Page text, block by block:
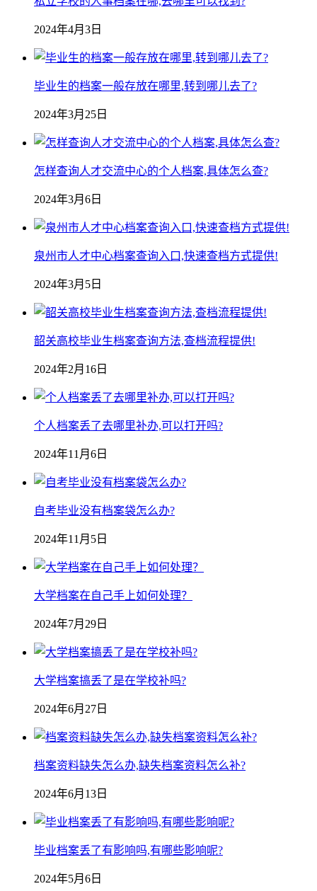
2024年4月3日
毕业生的档案一般存放在哪里,转到哪儿去了?
2024年3月25日
怎样查询人才交流中心的个人档案,具体怎么查?
2024年3月6日
泉州市人才中心档案查询入口,快速查档方式提供!
2024年3月5日
韶关高校毕业生档案查询方法,查档流程提供!
2024年2月16日
个人档案丢了去哪里补办,可以打开吗?
2024年11月6日
自考毕业没有档案袋怎么办?
2024年11月5日
大学档案在自己手上如何处理？
2024年7月29日
大学档案搞丢了是在学校补吗?
2024年6月27日
档案资料缺失怎么办,缺失档案资料怎么补?
2024年6月13日
毕业档案丢了有影响吗,有哪些影响呢?
2024年5月6日